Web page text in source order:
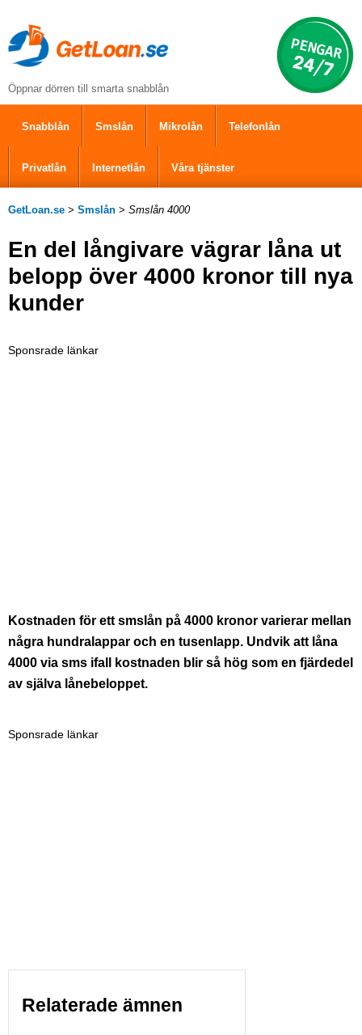
Öppnar dörren till smarta snabblån
Snabblån Smslån Mikrolån Telefonlån
Privatlån Internetlån Våra tjänster
GetLoan.se > Smslån > Smslån 4000
En del långivare vägrar låna ut
belopp över 4000 kronor till nya
kunder
Sponsrade länkar
Kostnaden för ett smslån på 4000 kronor varierar mellan
några hundralappar och en tusenlapp. Undvik att låna
4000 via sms ifall kostnaden blir så hög som en fjärdedel
av själva lånebeloppet.
Sponsrade länkar
Relaterade ämnen